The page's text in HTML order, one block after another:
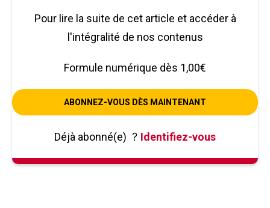
Pour lire la suite de cet article et accéder à
l'intégralité de nos contenus
Formule numérique dès 1,00€
ABONNEZ-VOUS DÈS MAINTENANT
Déjà abonné(e) ? Identifiez-vous